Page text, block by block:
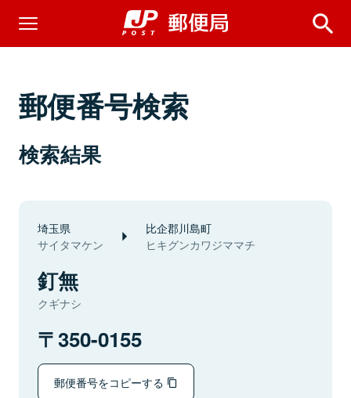
郵便番号検索
検索結果
埼玉県
サイタマケン
比企郡川島町
ヒキグンカワジママチ
釘無
クギナシ
350-0155
郵便番号をコピーする